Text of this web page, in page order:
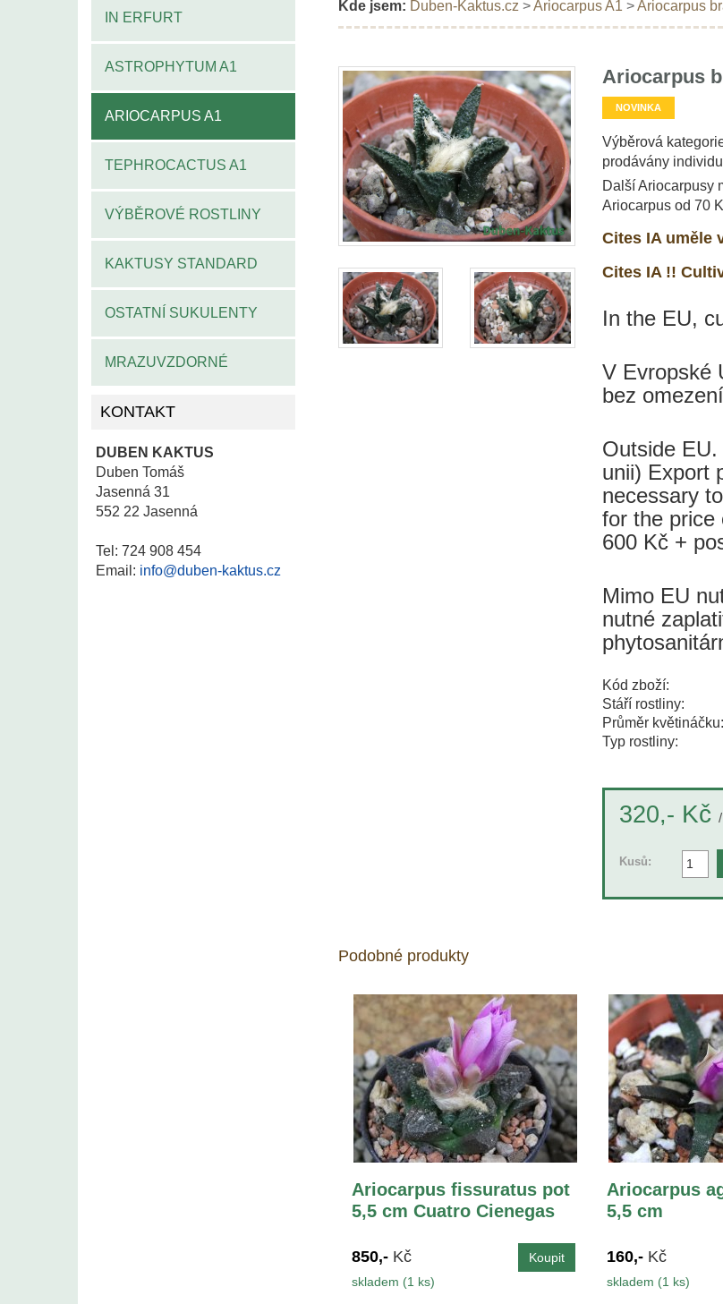
IN ERFURT
ASTROPHYTUM A1
ARIOCARPUS A1
TEPHROCACTUS A1
VÝBĚROVÉ ROSTLINY
KAKTUSY STANDARD
OSTATNÍ SUKULENTY
MRAZUVZDORNÉ
KONTAKT
DUBEN KAKTUS
Duben Tomáš
Jasenná 31
552 22 Jasenná
Tel: 724 908 454
Email: info@duben-kaktus.cz
Kde jsem: Duben-Kaktus.cz >Ariocarpus A1 >Ariocarpus
Ariocarpus
NOVINKA
Výběrová
prodávány
Další Ariocarpusy
Ariocarpus od 70
Cites IA uměle
Cites IA !!
In the EU,
V Evropské
bez
Outside
unii) Export
necessary
for the price
600 Kč +
Mimo EU
nutné
Kód zboží:
Stáří rostliny:
Průměr květináčku:
Typ rostliny:
320,- Kč
Kusů:
Podobné produkty
Ariocarpus fissuratus pot
5,5 cm Cuatro Cienegas
850,- Kč
skladem (1 ks)
Ariocarpus
5,5 cm
160,- Kč
skladem (1 ks)